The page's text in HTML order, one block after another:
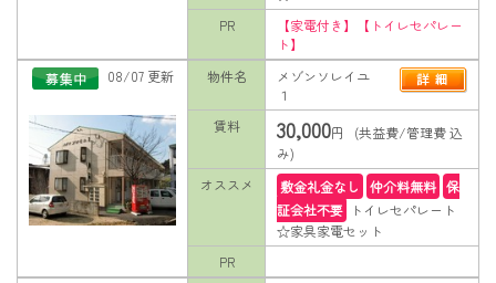
PR
【家電付き】【トイレセパレー
ト】
08/07 更新
物件名
メゾンソレイユ
１
賃料
30,000円 (共益費/管理費 込
み)
オススメ
敷金礼金なし 仲介料無料 保
証会社不要
トイレセパレート
☆家具家電セット
PR